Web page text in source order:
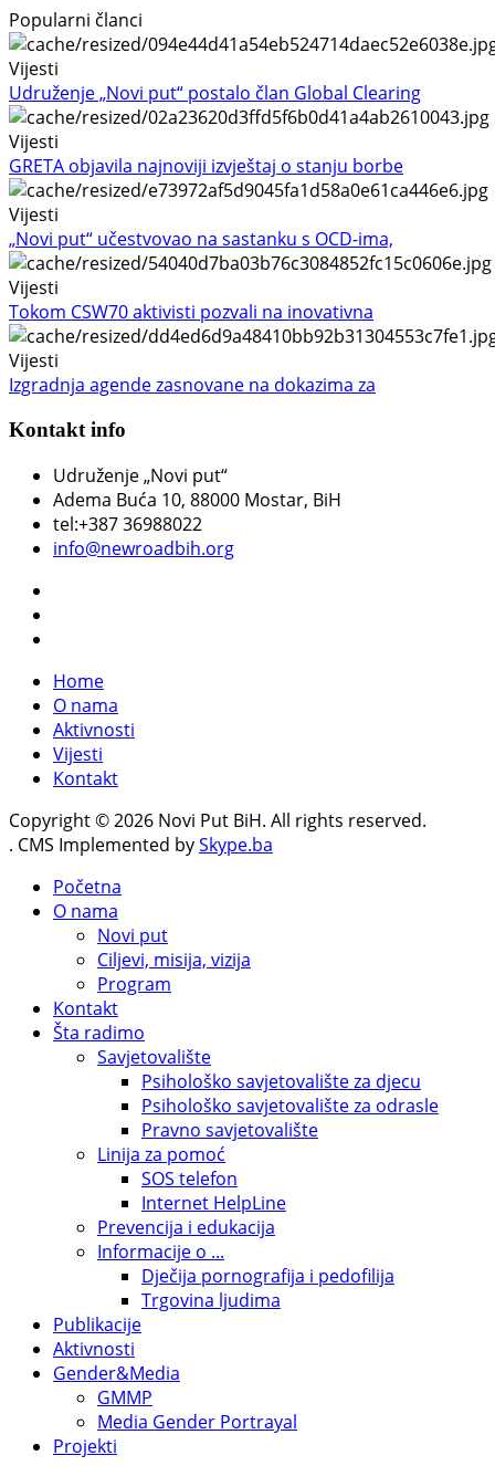
Popularni članci
Vijesti
Udruženje „Novi put“ postalo član Global Clearing
Vijesti
GRETA objavila najnoviji izvještaj o stanju borbe
Vijesti
„Novi put“ učestvovao na sastanku s OCD-ima,
Vijesti
Tokom CSW70 aktivisti pozvali na inovativna
Vijesti
Izgradnja agende zasnovane na dokazima za
Kontakt info
Udruženje „Novi put“
Adema Buća 10, 88000 Mostar, BiH
tel:+387 36988022
info@newroadbih.org
Home
O nama
Aktivnosti
Vijesti
Kontakt
Copyright © 2026 Novi Put BiH. All rights reserved.
. CMS Implemented bySkype.ba
Početna
O nama
Novi put
Ciljevi, misija, vizija
Program
Kontakt
Šta radimo
Savjetovalište
Psihološko savjetovalište za djecu
Psihološko savjetovalište za odrasle
Pravno savjetovalište
Linija za pomoć
SOS telefon
Internet HelpLine
Prevencija i edukacija
Informacije o ...
Dječija pornografija i pedofilija
Trgovina ljudima
Publikacije
Aktivnosti
Gender&Media
GMMP
Media Gender Portrayal
Projekti